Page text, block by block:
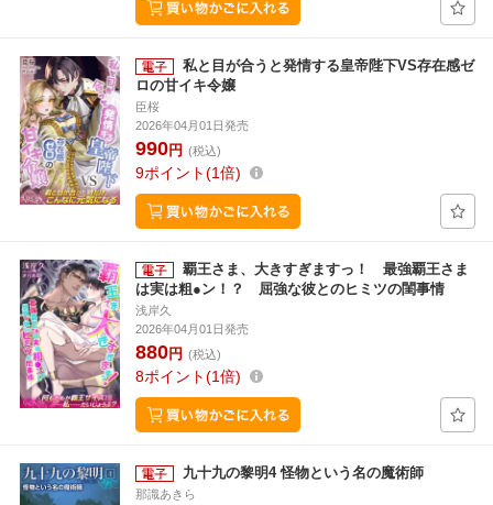
私と目が合うと発情する皇帝陛下VS存在感ゼ
ロの甘イキ令嬢
臣桜
2026年04月01日発売
990円 (税込)
9ポイント 1倍
覇王さま、大きすぎますっ！ 最強覇王さま
は実は粗●ン！？ 屈強な彼とのヒミツの閨事情
浅岸久
2026年04月01日発売
880円 (税込)
8ポイント 1倍
九十九の黎明4 怪物という名の魔術師
那識あきら